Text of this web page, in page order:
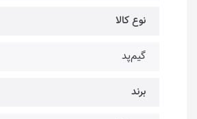
نوع کالا
گیم‌پد
برند